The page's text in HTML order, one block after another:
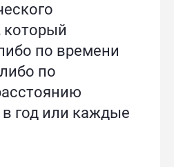
который
по времени
по
год или каждые